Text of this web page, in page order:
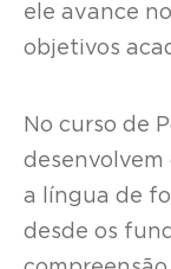
ele avance
objetivos
No curso de
desenvolvem
a língua de
desde os